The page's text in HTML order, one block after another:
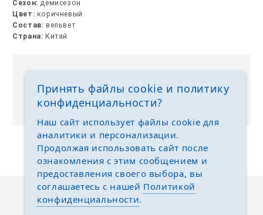
Сезон: демисезон
Цвет: коричневый
Состав: вельвет
Страна: Китай
Отгружаем любые размеры одежды и обуви на
ваш выбор
Описание Отзывы
Принять файлы cookie и политику
конфиденциальности?
Наш сайт использует файлы cookie для
аналитики и персонализации.
Продолжая использовать сайт после
ознакомления с этим сообщением и
предоставления своего выбора, вы
соглашаетесь с нашей Политикой
конфиденциальности.